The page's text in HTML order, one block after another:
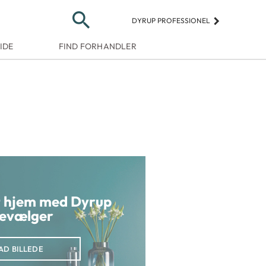
search DYRUP PROFESSIONELkeyboard_arrow_right
FIND FORHANDLER
med Dyrup
BILLEDE